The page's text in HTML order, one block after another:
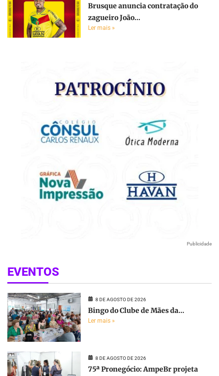
Brusque anuncia contratação do
zagueiro João...
Ler mais »
Publicidade
EVENTOS
8 DE AGOSTO DE 2026
Bingo do Clube de Mães da...
Ler mais »
8 DE AGOSTO DE 2026
75ª Pronegócio: AmpeBr projeta